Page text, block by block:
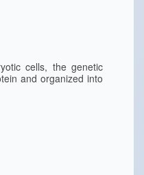
cells, the genetic
and organized into